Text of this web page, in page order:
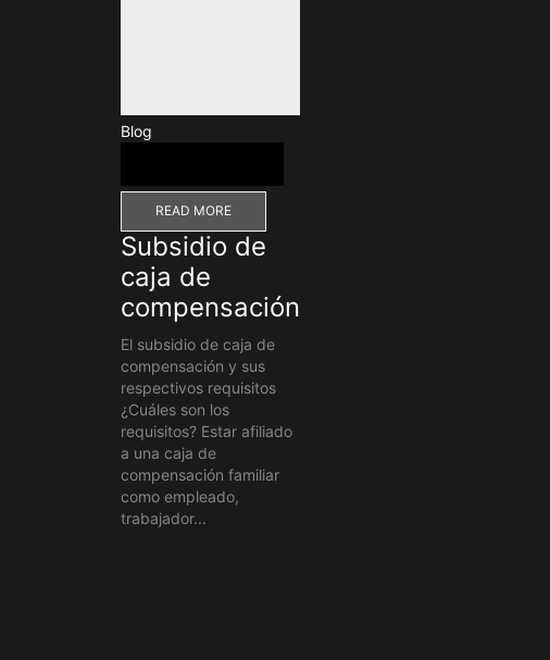
Blog
READ MORE
Subsidio de
caja de
compensación
El subsidio de caja de
compensación y sus
respectivos requisitos
¿Cuáles son los
requisitos? Estar afiliado
a una caja de
compensación familiar
como empleado,
trabajador...